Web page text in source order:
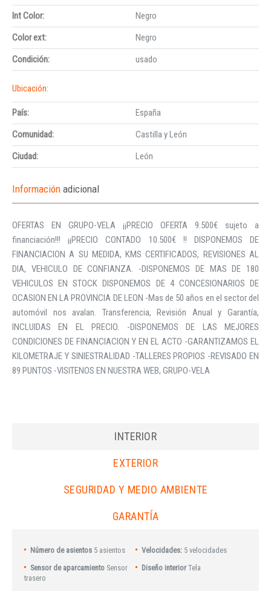
Int Color:
Negro
Color ext:
Negro
Condición:
usado
Ubicación:
País:
España
Comunidad:
Castilla y León
Ciudad:
León
Información adicional
OFERTAS EN GRUPO-VELA ¡¡PRECIO OFERTA 9.500€ sujeto a
financiación!!! ¡¡PRECIO CONTADO 10.500€ !! DISPONEMOS DE
FINANCIACION A SU MEDIDA, KMS CERTIFICADOS, REVISIONES AL
DIA, VEHICULO DE CONFIANZA. -DISPONEMOS DE MAS DE 180
VEHICULOS EN STOCK DISPONEMOS DE 4 CONCESIONARIOS DE
OCASION EN LA PROVINCIA DE LEON -Mas de 50 años en el sector del
automóvil nos avalan. Transferencia, Revisión Anual y Garantía,
INCLUIDAS EN EL PRECIO. -DISPONEMOS DE LAS MEJORES
CONDICIONES DE FINANCIACION Y EN EL ACTO -GARANTIZAMOS EL
KILOMETRAJE Y SINIESTRALIDAD -TALLERES PROPIOS -REVISADO EN
89 PUNTOS -VISITENOS EN NUESTRA WEB, GRUPO-VELA
INTERIOR
EXTERIOR
SEGURIDAD Y MEDIO AMBIENTE
GARANTÍA
Número de asientos 5 asientos Velocidades: 5 velocidades
Sensor de aparcamiento Sensor
trasero
Diseño interior Tela